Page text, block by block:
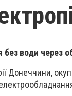
води через
Донеччини,